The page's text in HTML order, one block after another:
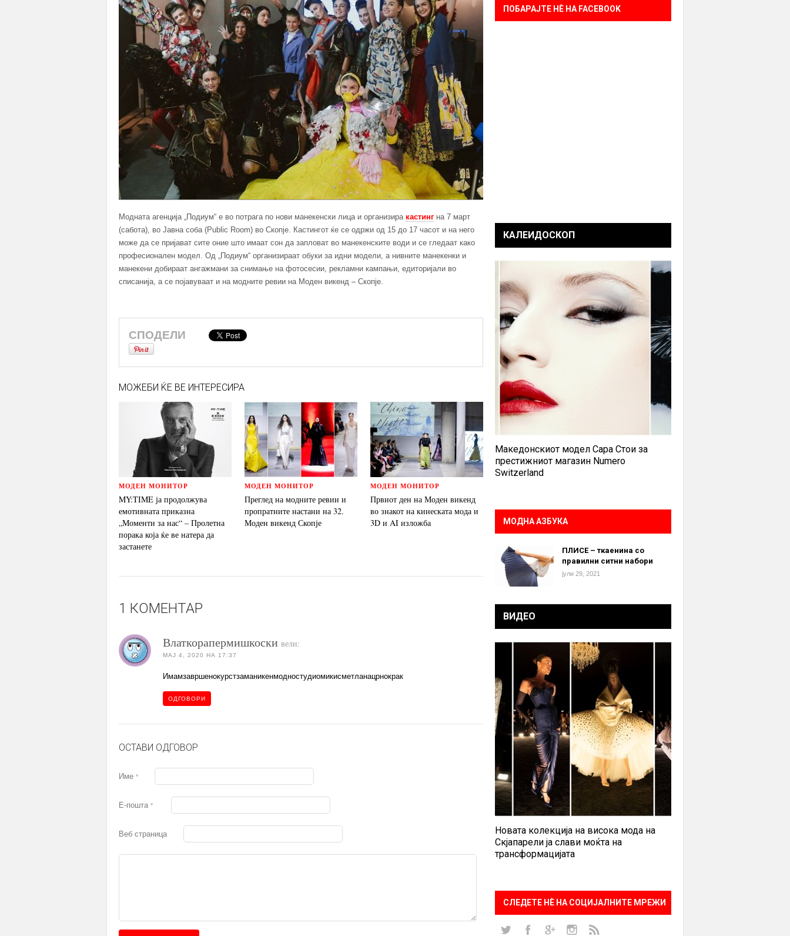
Модната агенција „Подиум“ е во потрага по нови манекенски лица и организира кастинг на 7 март
(сабота), во Јавна соба (Public Room) во Скопје. Кастингот ќе се одржи од 15 до 17 часот и на него
може да се пријават сите оние што имаат сон да запловат во манекенските води и се гледаат како
професионален модел. Од „Подиум“ организираат обуки за идни модели, а нивните манекенки и
манекени добираат ангажмани за снимање на фотосесии, рекламни кампањи, едиторијали во
списанија, а се појавуваат и на модните ревии на Моден викенд – Скопје.
СПОДЕЛИ
МОЖЕБИ ЌЕ ВЕ ИНТЕРЕСИРА
МОДЕН МОНИТОР
MY:TIME ја продолжува
емотивната приказна
„Моменти за нас“ – Пролетна
порака која ќе ве натера да
застанете
МОДЕН МОНИТОР
Преглед на модните ревии и
пропратните настани на 32.
Моден викенд Скопје
МОДЕН МОНИТОР
Првиот ден на Моден викенд
во знакот на кинеската мода и
3D и AI изложба
1 КОМЕНТАР
Влаткорапермишкоски вели:
МАЈ 4, 2020 НА 17:37
Имамзавршенокурстзаманикенмодностудиомикисметланацрнокрак
ОДГОВОРИ
ОСТАВИ ОДГОВОР
Име *
Е-пошта *
Веб страница
ПОБАРАЈТЕ НÈ НА FACEBOOK
КАЛЕИДОСКОП
Македонскиот модел Сара Стои за
престижниот магазин Numero
Switzerland
МОДНА АЗБУКА
ПЛИСЕ – ткаенина со
правилни ситни набори
јули 29, 2021
ВИДЕО
Новата колекција на висока мода на
Скјапарели ја слави моќта на
трансформацијата
СЛЕДЕТЕ НÈ НА СОЦИЈАЛНИТЕ МРЕЖИ